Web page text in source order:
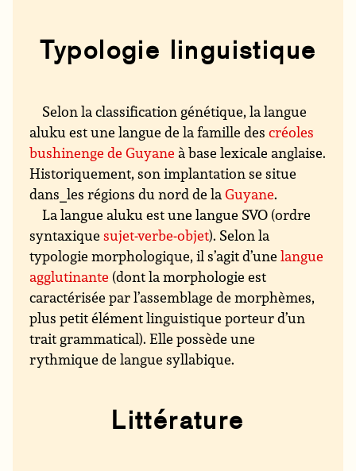
Typologie linguistique
Selon la classification génétique, la langue
aluku est une langue de la famille descréoles
bushinenge de Guyane à base lexicale anglaise.
Historiquement, son implantation se situe
dans_les régions du nord de laGuyane.
La langue aluku est une langue SVO (ordre
syntaxiquesujet-verbe-objet). Selon la
typologie morphologique, il s’agit d’unelangue
agglutinante (dont la morphologie est
caractérisée par l’assemblage de morphèmes,
plus petit élément linguistique porteur d’un
trait grammatical). Elle possède une
rythmique de langue syllabique.
Littérature